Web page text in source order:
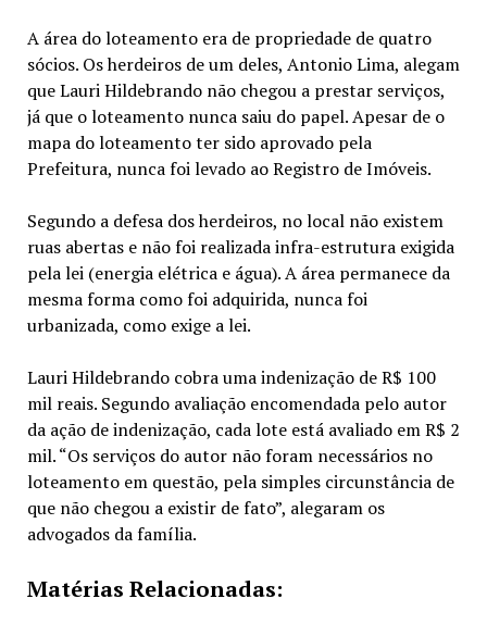
A área do loteamento era de propriedade de quatro
sócios. Os herdeiros de um deles, Antonio Lima, alegam
que Lauri Hildebrando não chegou a prestar serviços,
já que o loteamento nunca saiu do papel. Apesar de o
mapa do loteamento ter sido aprovado pela
Prefeitura, nunca foi levado ao Registro de Imóveis.
Segundo a defesa dos herdeiros, no local não existem
ruas abertas e não foi realizada infra-estrutura exigida
pela lei (energia elétrica e água). A área permanece da
mesma forma como foi adquirida, nunca foi
urbanizada, como exige a lei.
Lauri Hildebrando cobra uma indenização de R$ 100
mil reais. Segundo avaliação encomendada pelo autor
da ação de indenização, cada lote está avaliado em R$ 2
mil. “Os serviços do autor não foram necessários no
loteamento em questão, pela simples circunstância de
que não chegou a existir de fato”, alegaram os
advogados da família.
Matérias Relacionadas: